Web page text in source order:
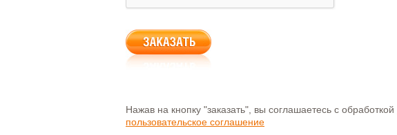
Нажав на кнопку "заказать", вы соглашаетесь с обработкой
пользовательское соглашение